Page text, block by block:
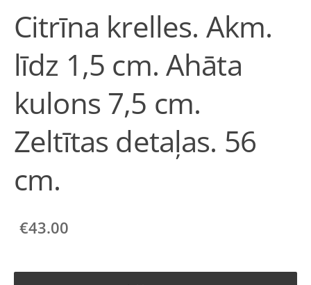
Citrīna krelles. Akm.
līdz 1,5 cm. Ahāta
kulons 7,5 cm.
Zeltītas detaļas. 56
cm.
€43.00